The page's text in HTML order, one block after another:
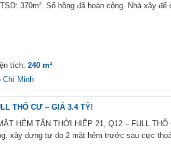
370m². Sổ hồng đã hoàn công. Nhà xây để
tích: 240 m²
Chí Minh
THỔ CƯ – GIÁ 3.4 TỶ!
HẺM TÂN THỚI HIỆP 21, Q12 – FULL
xây dựng tự do 2 mặt hẻm trước sau cực